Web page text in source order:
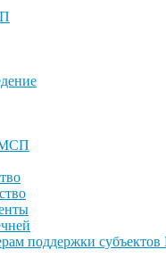
МСП
поддержки